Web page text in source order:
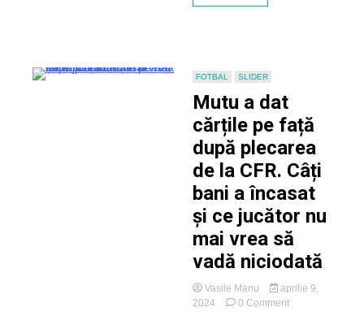
FOTBAL SLIDER
Mutu a dat
cărțile pe față
după plecarea
de la CFR. Câți
bani a încasat
și ce jucător nu
mai vrea să
vadă niciodată
Vasile Manu
aprilie 9,
2024
0 Commenton